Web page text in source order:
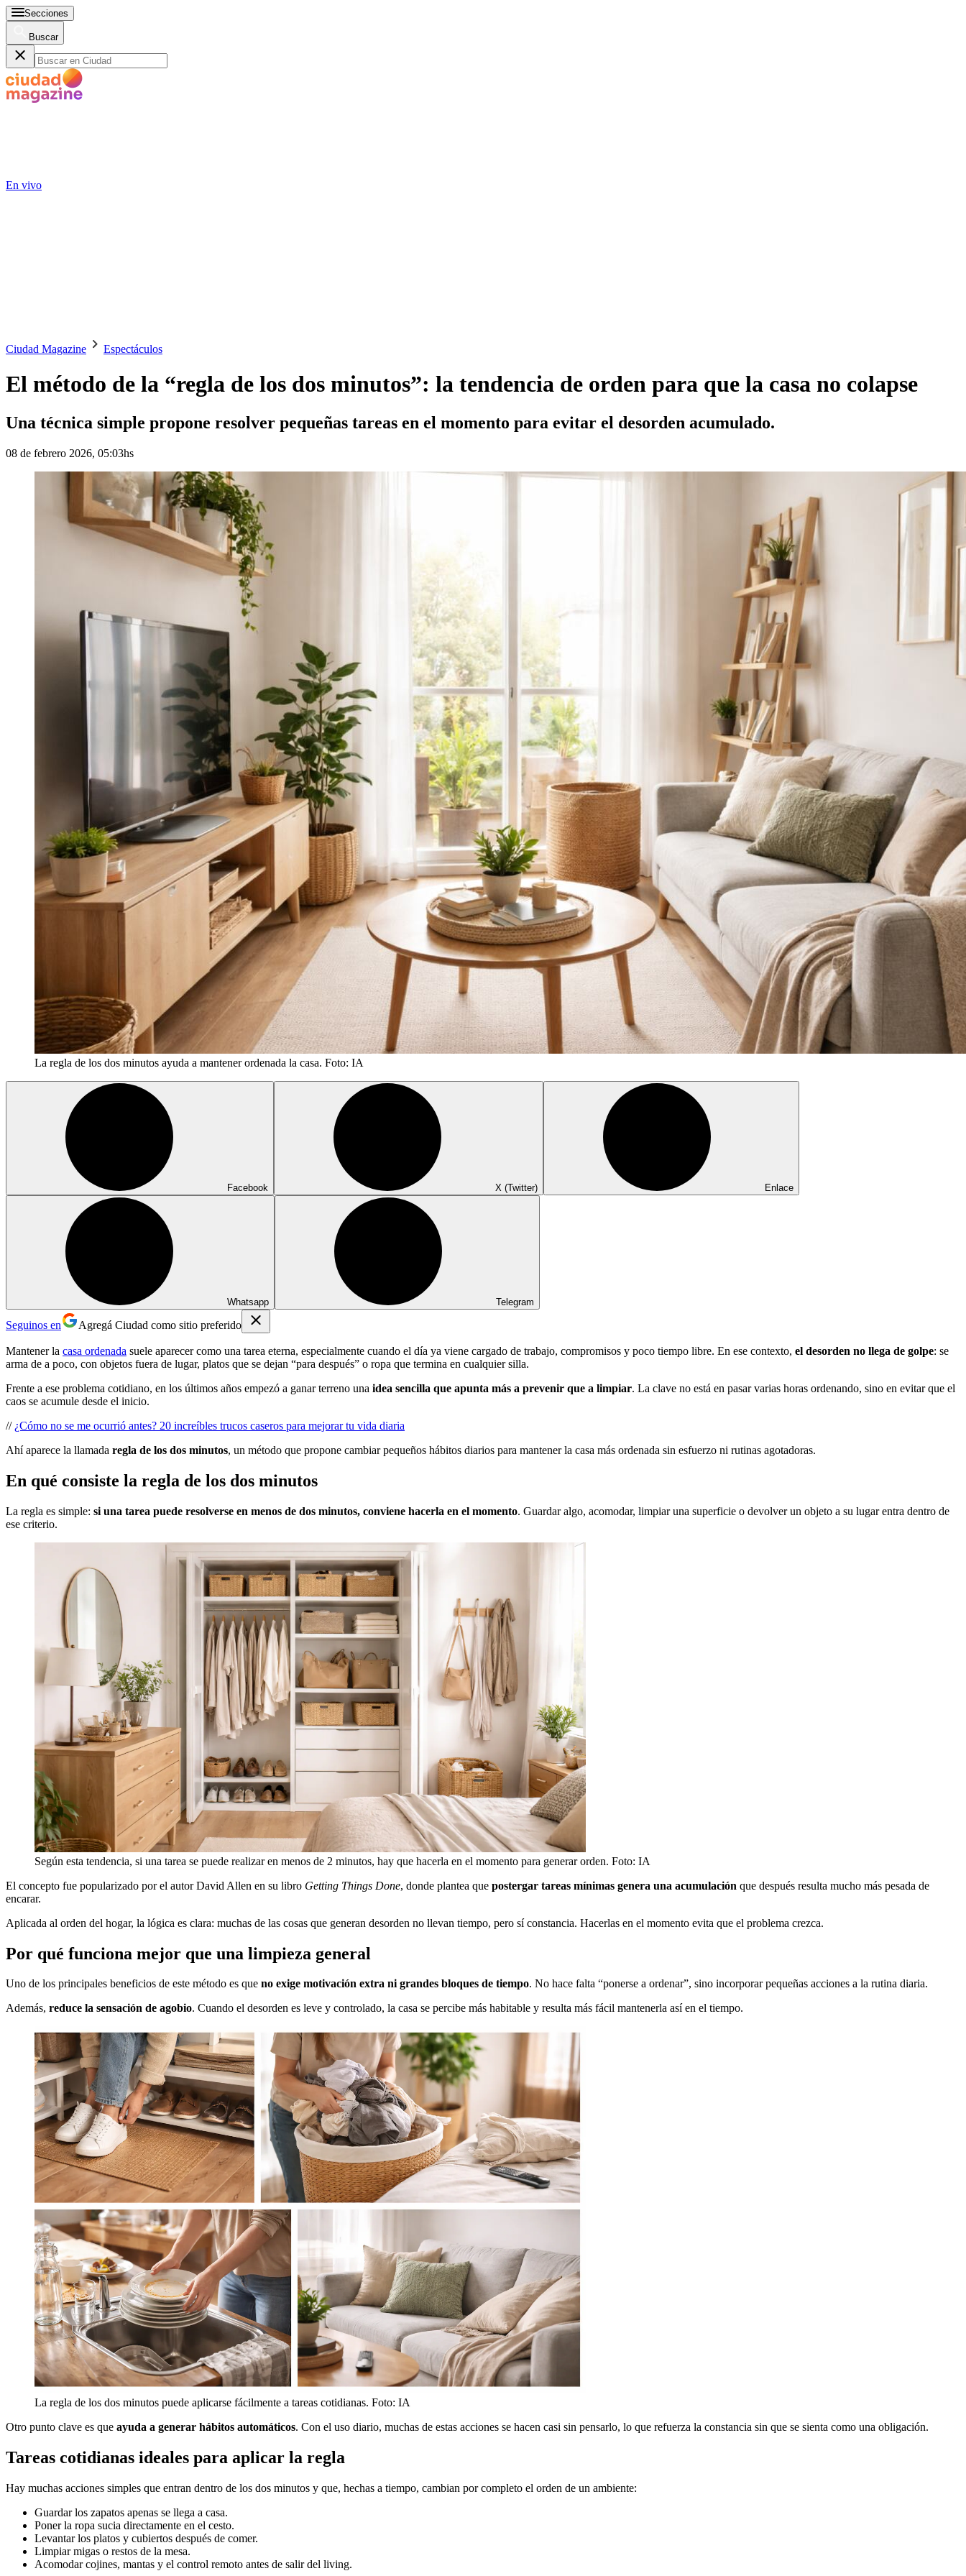
Secciones
Buscar
En vivo
Ciudad Magazine Espectáculos
El método de la “regla de los dos minutos”: la tendencia de orden para que la casa no colapse
Una técnica simple propone resolver pequeñas tareas en el momento para evitar el desorden acumulado.
08 de febrero 2026, 05:03hs
La regla de los dos minutos ayuda a mantener ordenada la casa. Foto: IA
Facebook X (Twitter) Enlace
Whatsapp Telegram
Seguinos en Agregá Ciudad como sitio preferido
Mantener la casa ordenada suele aparecer como una tarea eterna, especialmente cuando el día ya viene cargado de trabajo, compromisos y poco tiempo libre. En ese contexto, el desorden no llega de golpe: se
arma de a poco, con objetos fuera de lugar, platos que se dejan “para después” o ropa que termina en cualquier silla.
Frente a ese problema cotidiano, en los últimos años empezó a ganar terreno una idea sencilla que apunta más a prevenir que a limpiar. La clave no está en pasar varias horas ordenando, sino en evitar que el
caos se acumule desde el inicio.
// ¿Cómo no se me ocurrió antes? 20 increíbles trucos caseros para mejorar tu vida diaria
Ahí aparece la llamada regla de los dos minutos, un método que propone cambiar pequeños hábitos diarios para mantener la casa más ordenada sin esfuerzo ni rutinas agotadoras.
En qué consiste la regla de los dos minutos
La regla es simple: si una tarea puede resolverse en menos de dos minutos, conviene hacerla en el momento. Guardar algo, acomodar, limpiar una superficie o devolver un objeto a su lugar entra dentro de
ese criterio.
Según esta tendencia, si una tarea se puede realizar en menos de 2 minutos, hay que hacerla en el momento para generar orden. Foto: IA
El concepto fue popularizado por el autor David Allen en su libro Getting Things Done, donde plantea que postergar tareas mínimas genera una acumulación que después resulta mucho más pesada de
encarar.
Aplicada al orden del hogar, la lógica es clara: muchas de las cosas que generan desorden no llevan tiempo, pero sí constancia. Hacerlas en el momento evita que el problema crezca.
Por qué funciona mejor que una limpieza general
Uno de los principales beneficios de este método es que no exige motivación extra ni grandes bloques de tiempo. No hace falta “ponerse a ordenar”, sino incorporar pequeñas acciones a la rutina diaria.
Además, reduce la sensación de agobio. Cuando el desorden es leve y controlado, la casa se percibe más habitable y resulta más fácil mantenerla así en el tiempo.
La regla de los dos minutos puede aplicarse fácilmente a tareas cotidianas. Foto: IA
Otro punto clave es que ayuda a generar hábitos automáticos. Con el uso diario, muchas de estas acciones se hacen casi sin pensarlo, lo que refuerza la constancia sin que se sienta como una obligación.
Tareas cotidianas ideales para aplicar la regla
Hay muchas acciones simples que entran dentro de los dos minutos y que, hechas a tiempo, cambian por completo el orden de un ambiente:
Guardar los zapatos apenas se llega a casa.
Poner la ropa sucia directamente en el cesto.
Levantar los platos y cubiertos después de comer.
Limpiar migas o restos de la mesa.
Acomodar cojines, mantas y el control remoto antes de salir del living.